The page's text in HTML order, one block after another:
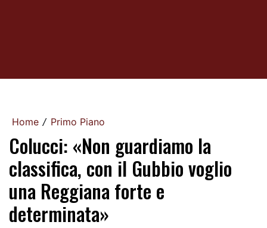
Home / Primo Piano
Colucci: «Non guardiamo la
classifica, con il Gubbio voglio
una Reggiana forte e
determinata»